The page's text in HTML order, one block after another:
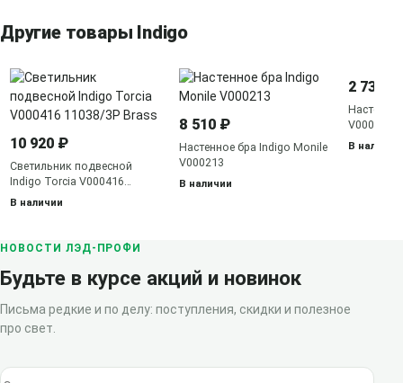
Другие товары Indigo
10 920 ₽
Светильник подвесной
Indigo Torcia V000416
11038/3P Brass
В наличии
8 510 ₽
Настенное бра Indigo Monile
V000213
В наличии
2 730 ₽
V000468
В наличии
НОВОСТИ ЛЭД-ПРОФИ
Будьте в курсе акций и новинок
Письма редкие и по делу: поступления, скидки и полезное
про свет.
Электронная почта